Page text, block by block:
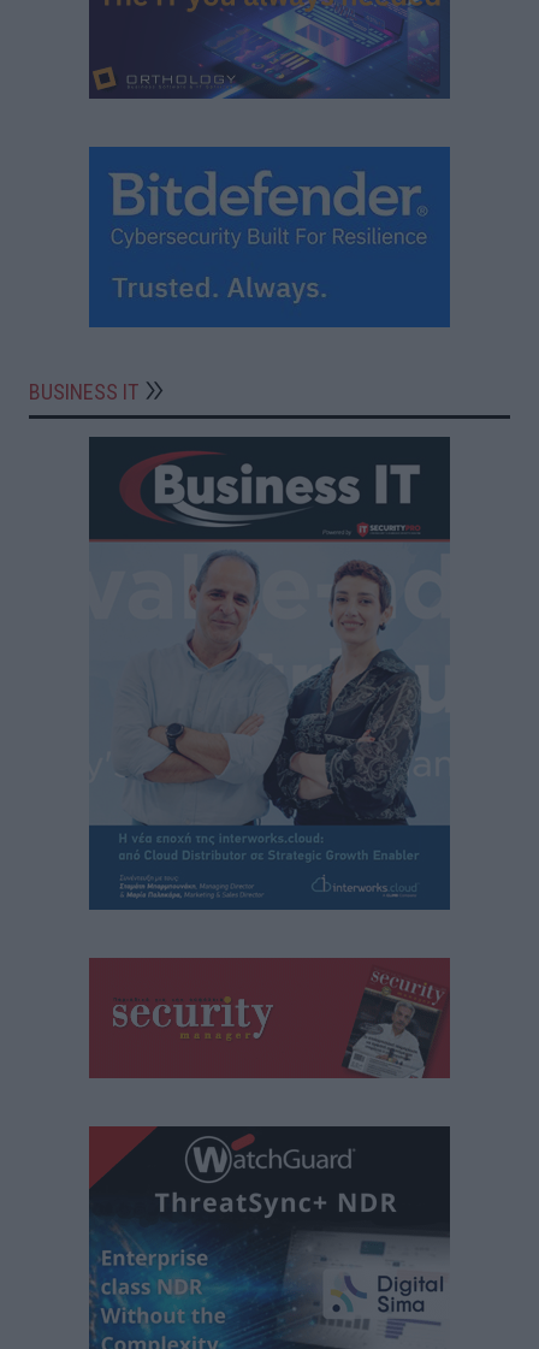
BUSINESS IT